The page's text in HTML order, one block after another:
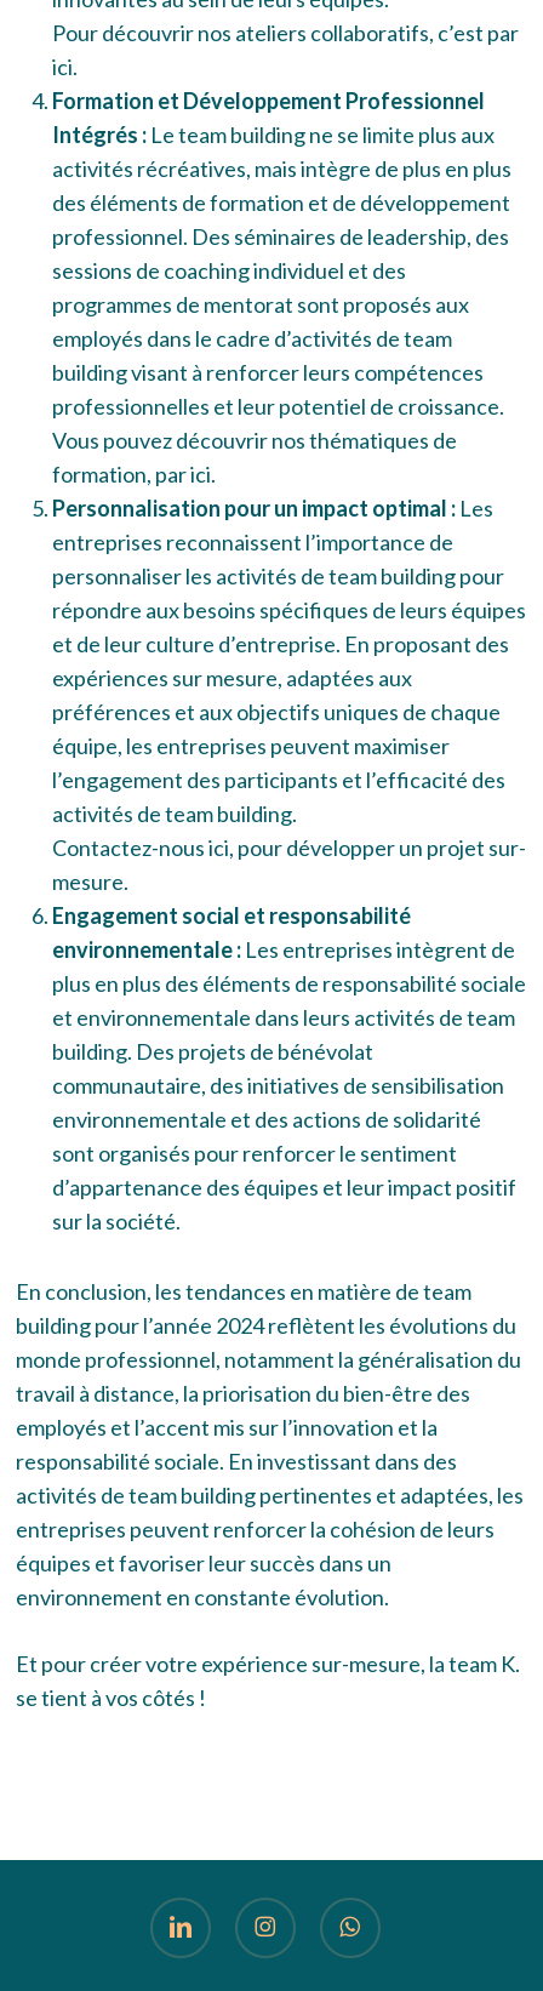
Pour découvrir nos ateliers collaboratifs, c’est par
ici.
Formation et Développement Professionnel
Intégrés : Le team building ne se limite plus aux
activités récréatives, mais intègre de plus en plus
des éléments de formation et de développement
professionnel. Des séminaires de leadership, des
sessions de coaching individuel et des
programmes de mentorat sont proposés aux
employés dans le cadre d’activités de team
building visant à renforcer leurs compétences
professionnelles et leur potentiel de croissance.
Vous pouvez découvrir nos thématiques de
formation, par ici.
Personnalisation pour un impact optimal : Les
entreprises reconnaissent l’importance de
personnaliser les activités de team building pour
répondre aux besoins spécifiques de leurs équipes
et de leur culture d’entreprise. En proposant des
expériences sur mesure, adaptées aux
préférences et aux objectifs uniques de chaque
équipe, les entreprises peuvent maximiser
l’engagement des participants et l’efficacité des
activités de team building.
Contactez-nous ici, pour développer un projet sur-
mesure.
Engagement social et responsabilité
environnementale : Les entreprises intègrent de
plus en plus des éléments de responsabilité sociale
et environnementale dans leurs activités de team
building. Des projets de bénévolat
communautaire, des initiatives de sensibilisation
environnementale et des actions de solidarité
sont organisés pour renforcer le sentiment
d’appartenance des équipes et leur impact positif
sur la société.
En conclusion, les tendances en matière de team
building pour l’année 2024 reflètent les évolutions du
monde professionnel, notamment la généralisation du
travail à distance, la priorisation du bien-être des
employés et l’accent mis sur l’innovation et la
responsabilité sociale. En investissant dans des
activités de team building pertinentes et adaptées, les
entreprises peuvent renforcer la cohésion de leurs
équipes et favoriser leur succès dans un
environnement en constante évolution.
Et pour créer votre expérience sur-mesure, la team K.
se tient à vos côtés !
linkedin instagram whatsapp